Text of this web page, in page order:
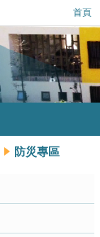
首頁
防災專區